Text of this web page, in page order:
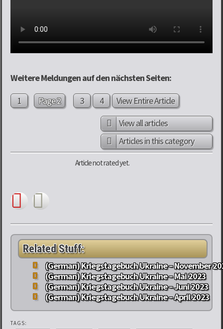
Weitere Meldungen auf den nächsten Seiten:
1
Page 2 3 4
View Entire Article
View all articles
Articles in this category
Article not rated yet.
Related Stuff:
(German) Kriegstagebuch Ukraine – November
(German) Kriegstagebuch Ukraine – Mai 2023
(German) Kriegstagebuch Ukraine – Juni 2023
(German) Kriegstagebuch Ukraine – April 2023
TAGS: